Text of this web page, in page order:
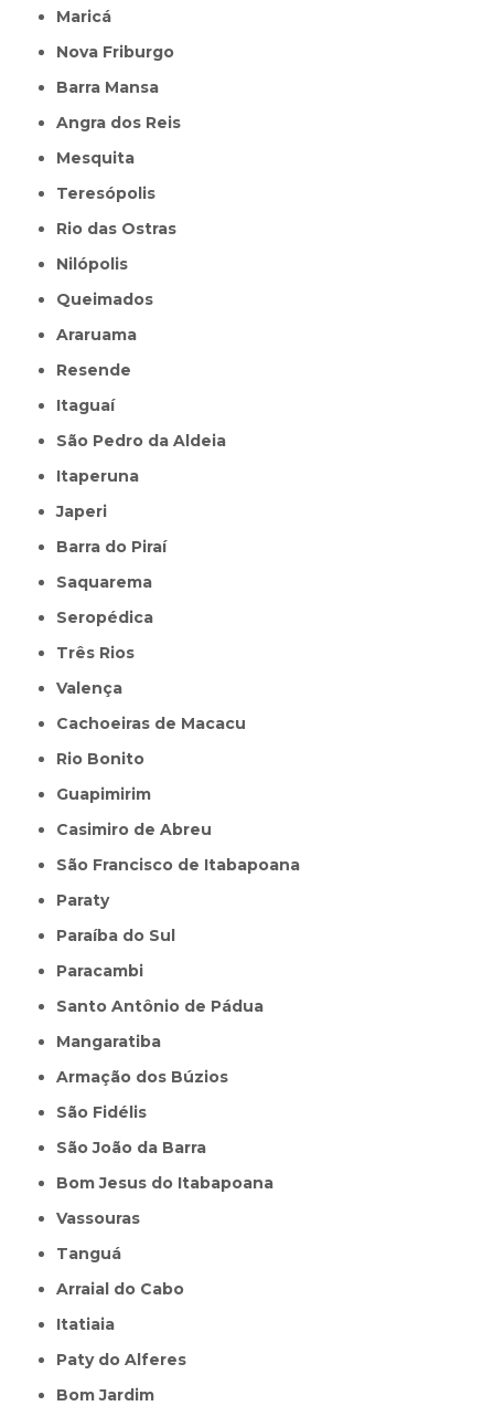
Maricá
Nova Friburgo
Barra Mansa
Angra dos Reis
Mesquita
Teresópolis
Rio das Ostras
Nilópolis
Queimados
Araruama
Resende
Itaguaí
São Pedro da Aldeia
Itaperuna
Japeri
Barra do Piraí
Saquarema
Seropédica
Três Rios
Valença
Cachoeiras de Macacu
Rio Bonito
Guapimirim
Casimiro de Abreu
São Francisco de Itabapoana
Paraty
Paraíba do Sul
Paracambi
Santo Antônio de Pádua
Mangaratiba
Armação dos Búzios
São Fidélis
São João da Barra
Bom Jesus do Itabapoana
Vassouras
Tanguá
Arraial do Cabo
Itatiaia
Paty do Alferes
Bom Jardim